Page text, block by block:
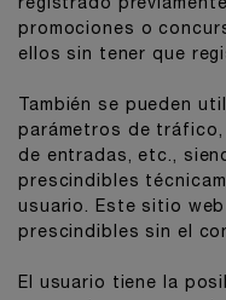
registrado
promociones o
ellos sin tener que
También se pueden
parámetros de
de entradas, etc.,
prescindibles
usuario. Este sitio
prescindibles sin el
El usuario tiene la